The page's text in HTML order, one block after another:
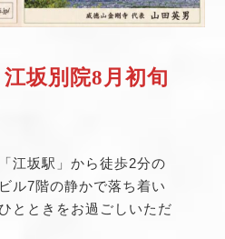
坂別院8月初旬
江坂駅」から徒歩2分の
ル7階の静かで落ち着い
とときをお過ごしいただ